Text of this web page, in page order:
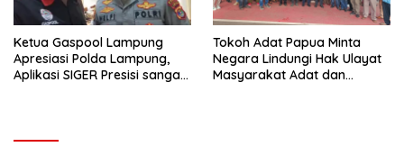
Ketua Gaspool Lampung
Apresiasi Polda Lampung,
Aplikasi SIGER Presisi sangat
Tokoh Adat Papua Minta
Negara Lindungi Hak Ulayat
Masyarakat Adat dan